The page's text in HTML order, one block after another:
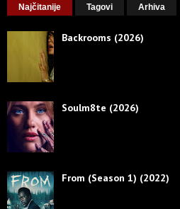
Najčitanije Tagovi Arhiva
Backrooms (2026)
Soulm8te (2026)
From (Season 1) (2022)